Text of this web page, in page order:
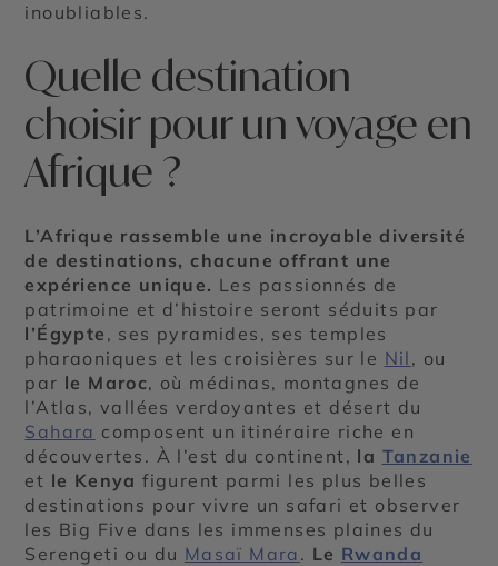
inoubliables.
Quelle destination
choisir pour un voyage en
Afrique ?
L’Afrique rassemble une incroyable diversité
de destinations, chacune offrant une
expérience unique. Les passionnés de
patrimoine et d’histoire seront séduits par
l’Égypte , ses pyramides, ses temples
pharaoniques et les croisières sur le Nil , ou
par le Maroc, où médinas, montagnes de
l’Atlas, vallées verdoyantes et désert du
Sahara composent un itinéraire riche en
découvertes. À l’est du continent, la Tanzanie
et le Kenya figurent parmi les plus belles
destinations pour vivre un safari et observer
les Big Five dans les immenses plaines du
Serengeti ou du Masaï Mara . Le Rwanda